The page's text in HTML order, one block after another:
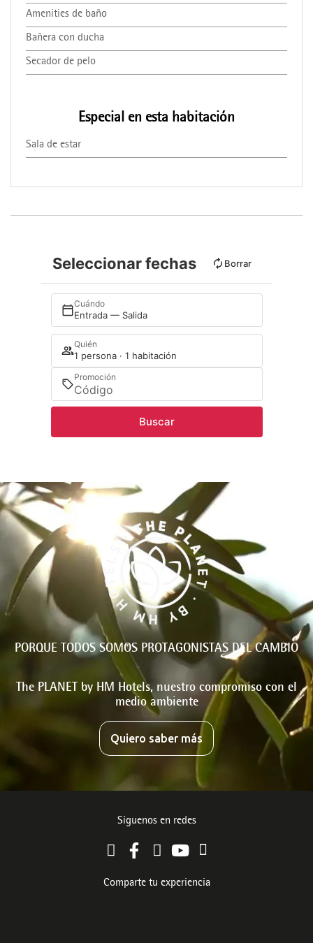
Amenities de baño
Bañera con ducha
Secador de pelo
Especial en esta habitación
Sala de estar
Seleccionar fechas Borrar
Cuándo
Entrada — Salida
Quién
1 persona · 1 habitación
Promoción
Buscar
PORQUE TODOS SOMOS PROTAGONISTAS DEL CAMBIO
The PLANET by HM Hotels, nuestro compromiso con el
medio ambiente
Quiero saber más
Síguenos en redes
Comparte tu experiencia